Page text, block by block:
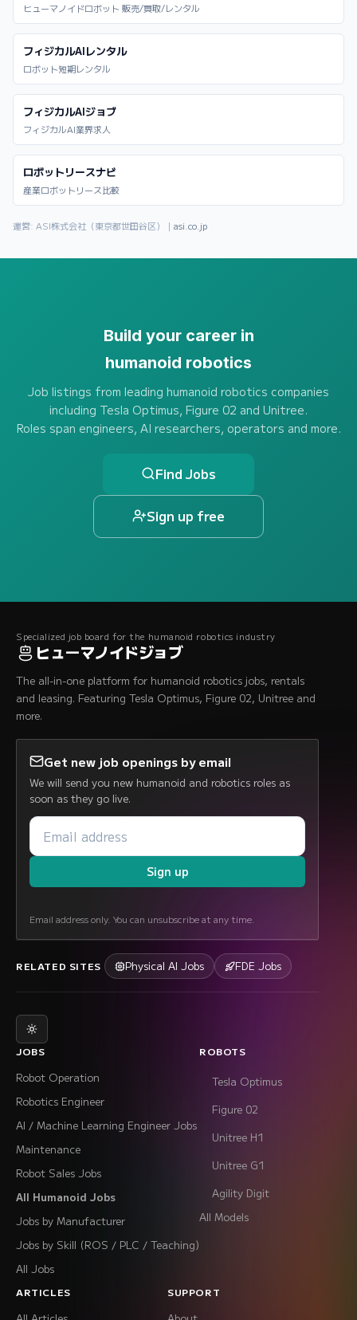
ヒューマノイドロボット 販売/買取/レンタル
フィジカルAIレンタル
ロボット短期レンタル
フィジカルAIジョブ
フィジカルAI業界求人
ロボットリースナビ
産業ロボットリース比較
運営: ASI株式会社（東京都世田谷区）｜ asi.co.jp
Build your career in
humanoid robotics
Job listings from leading humanoid robotics companies
including Tesla Optimus, Figure 02 and Unitree.
Roles span engineers, AI researchers, operators and more.
Find Jobs
Sign up free
Specialized job board for the humanoid robotics industry
ヒューマノイドジョブ
The all-in-one platform for humanoid robotics jobs, rentals
and leasing. Featuring Tesla Optimus, Figure 02, Unitree and
more.
Get new job openings by email
We will send you new humanoid and robotics roles as
soon as they go live.
Sign up
Email address only. You can unsubscribe at any time.
RELATED SITES Physical AI Jobs FDE Jobs
JOBS
Robot Operation
Robotics Engineer
AI / Machine Learning Engineer Jobs
Maintenance
Robot Sales Jobs
All Humanoid Jobs
Jobs by Manufacturer
Jobs by Skill (ROS / PLC / Teaching)
All Jobs
ROBOTS
Tesla Optimus
Figure 02
Unitree H1
Unitree G1
Agility Digit
All Models
ARTICLES SUPPORT